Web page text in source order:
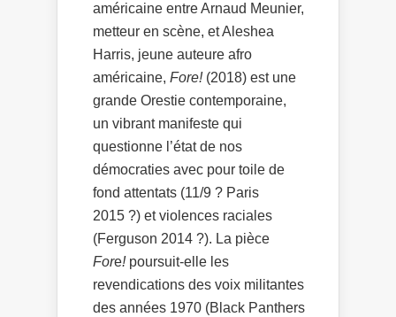
américaine entre Arnaud Meunier,
metteur en scène, et Aleshea
Harris, jeune auteure afro
américaine, Fore! (2018) est une
grande Orestie contemporaine,
un vibrant manifeste qui
questionne l’état de nos
démocraties avec pour toile de
fond attentats (11/9 ? Paris
2015 ?) et violences raciales
(Ferguson 2014 ?). La pièce
Fore!poursuit-elle les
revendications des voix militantes
des années 1970 (Black Panthers